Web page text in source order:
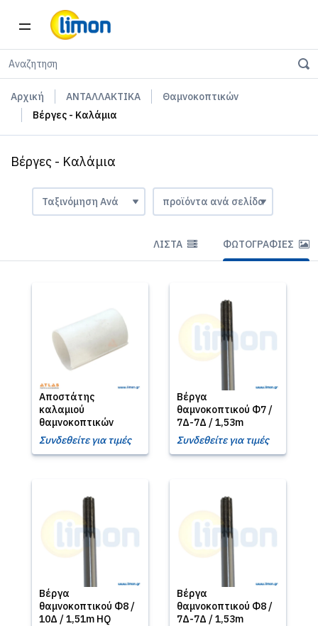
Αρχική ΑΝΤΑΛΛΑΚΤΙΚΑ
Θαμνοκοπτικών
Βέργες - Καλάμια
Βέργες - Καλάμια
ΛΊΣΤΑ ΦΩΤΟΓΡΑΦΊΕΣ
Αποστάτης
καλαμιού
θαμνοκοπτικών
Συνδεθείτε για τιμές
Βέργα
θαμνοκοπτικού Φ7 /
7Δ-7Δ / 1,53m
Συνδεθείτε για τιμές
Βέργα
θαμνοκοπτικού Φ8 /
10Δ / 1,51m HQ
Βέργα
θαμνοκοπτικού Φ8 /
7Δ-7Δ / 1,53m